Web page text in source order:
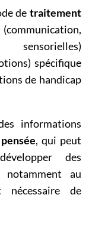
de traitement
(communication,
spécifique
de handicap
informations
, qui peut
des
notamment au
nécessaire de